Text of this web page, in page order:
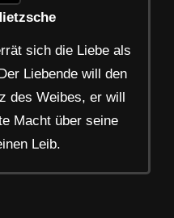
sich die Liebe als
Liebende will den
des Weibes, er will
Macht über seine
Leib.